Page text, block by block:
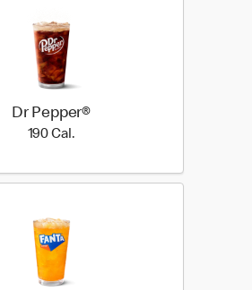
Dr Pepper®
190 Cal.190 Cal.